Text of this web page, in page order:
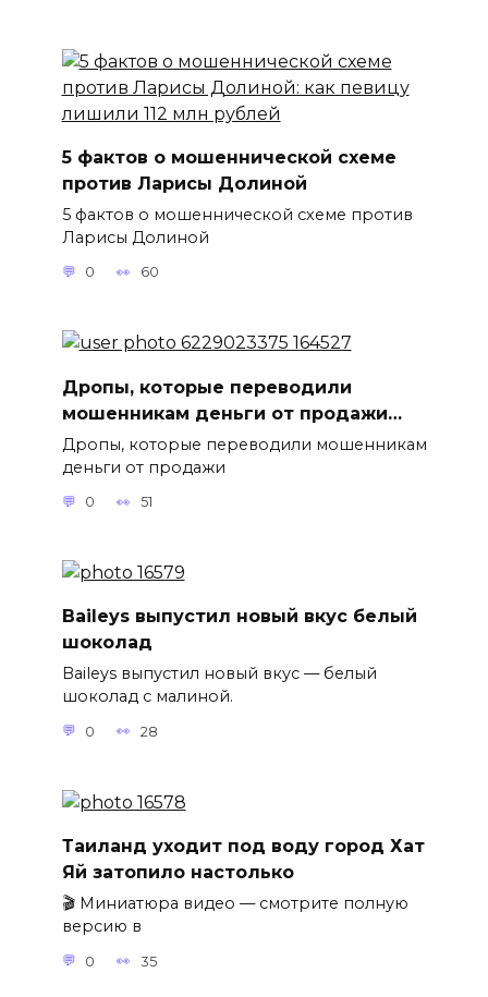
5 фактов о мошеннической схеме
против Ларисы Долиной
5 фактов о мошеннической схеме против
Ларисы Долиной
0 60
Дропы, которые переводили
мошенникам деньги от продажи…
Дропы, которые переводили мошенникам
деньги от продажи
0 51
Baileys выпустил новый вкус белый
шоколад
Baileys выпустил новый вкус — белый
шоколад с малиной.
0 28
Таиланд уходит под воду город Хат
Яй затопило настолько
🎬 Миниатюра видео — смотрите полную
версию в
0 35